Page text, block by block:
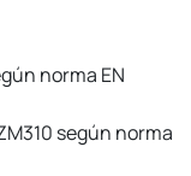
norma EN
según norma